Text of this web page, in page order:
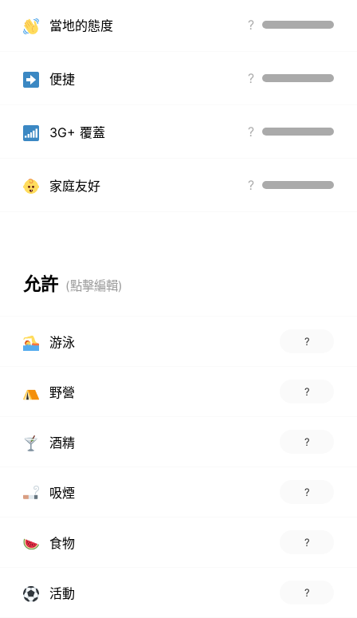
當地的態度 ?
便捷 ?
3G+ 覆蓋 ?
家庭友好 ?
允許
游泳 ?
野營 ?
酒精 ?
吸煙 ?
食物 ?
活動 ?